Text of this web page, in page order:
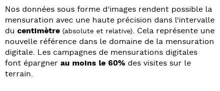
Nos données sous forme d’images rendent possible la
mensuration avec une haute précision dans l’intervalle
du centimètre (absolute et relative). Cela représente une
nouvelle référence dans le domaine de la mensuration
digitale. Les campagnes de mensurations digitales
font épargner au moins le 60% des visites sur le
terrain.